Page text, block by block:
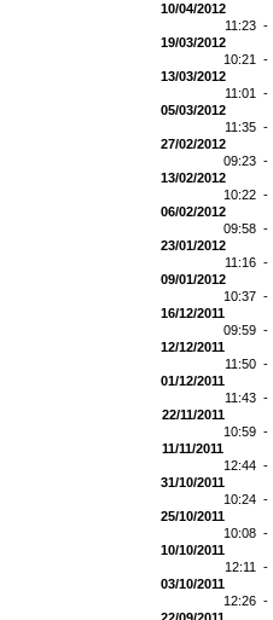
10/04/2012
11:23 -
19/03/2012
10:21 -
13/03/2012
11:01 -
05/03/2012
11:35 -
27/02/2012
09:23 -
13/02/2012
10:22 -
06/02/2012
09:58 -
23/01/2012
11:16 -
09/01/2012
10:37 -
16/12/2011
09:59 -
12/12/2011
11:50 -
01/12/2011
11:43 -
22/11/2011
10:59 -
11/11/2011
12:44 -
31/10/2011
10:24 -
25/10/2011
10:08 -
10/10/2011
12:11 -
03/10/2011
12:26 -